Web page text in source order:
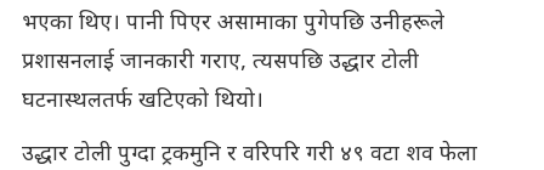
भएका थिए। पानी पिएर असामाका पुगेपछि उनीहरूले
प्रशासनलाई जानकारी गराए, त्यसपछि उद्धार टोली
घटनास्थलतर्फ खटिएको थियो।
उद्धार टोली पुग्दा ट्रकमुनि र वरिपरि गरी ४९ वटा शव फेला